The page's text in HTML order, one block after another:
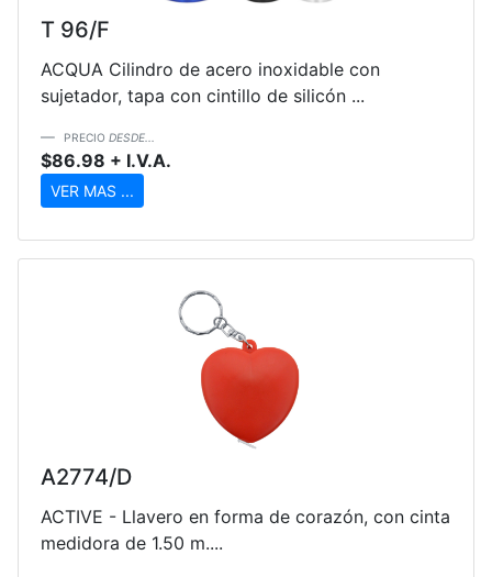
T 96/F
ACQUA Cilindro de acero inoxidable con
sujetador, tapa con cintillo de silicón ...
PRECIO DESDE...
$86.98 + I.V.A.
VER MAS ...
A2774/D
ACTIVE - Llavero en forma de corazón, con cinta
medidora de 1.50 m....